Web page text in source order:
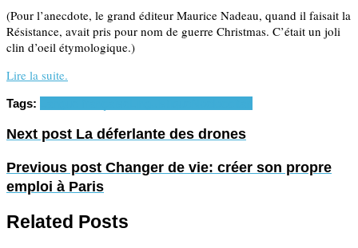
(Pour l’anecdote, le grand éditeur Maurice Nadeau, quand il faisait la
Résistance, avait pris pour nom de guerre Christmas. C’était un joli
clin d’oeil étymologique.)
Lire la suite.
Tags:
Next post La déferlante des drones
Previous post Changer de vie: créer son propre
emploi à Paris
Related Posts